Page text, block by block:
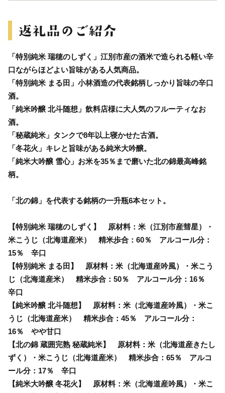
「特別純米 瑞穂のしずく」江別市産の酒米で造られる軽い辛
口ながらほどよい旨味がある人気商品。
「特別純米 まる田」小林酒造の代表銘柄しっかり旨味の辛口
酒。
「純米吟醸 北斗随想」飲料店様に大人気のフルーティなお
酒。
「秘蔵純米」タンクで8年以上寝かせた古酒。
「冬花火」キレと旨味がある純米大吟醸。
「純米大吟醸 雪心」お米を35％まで磨いた北の錦最高峰銘
柄。
「北の錦」を代表する銘柄の一升瓶6本セット。
【特別純米 瑞穂のしずく】 原材料：米（江別市産彗星）・
米こうじ（北海道産米） 精米歩合：60％ アルコール分：
15％ 辛口
【特別純米 まる田】 原材料：米（北海道産吟風）・米こう
じ（北海道産米） 精米歩合：50％ アルコール分：16％
辛口
【純米吟醸 北斗随想】 原材料：米（北海道産吟風）・米こ
うじ（北海道産米） 精米歩合：45％ アルコール分：
16％ やや甘口
【北の錦 蔵囲完熟 秘蔵純米】 原材料：米（北海道産きたし
ずく）・米こうじ（北海道産米） 精米歩合：65％ アルコ
ール分：17％ 辛口
【純米大吟醸 冬花火】 原材料：米（北海道産吟風）・米こ